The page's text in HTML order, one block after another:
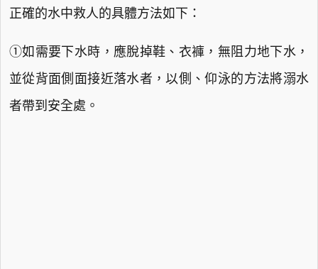
正確的水中救人的具體方法如下：
①如需要下水時，應脫掉鞋、衣褲，無阻力地下水，
並從背面側面接近落水者，以側、仰泳的方法將溺水
者帶到安全處。